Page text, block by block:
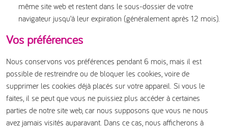
même site web et restent dans le sous-dossier de votre
navigateur jusqu’à leur expiration (généralement après 12 mois).
Vos préférences
Nous conservons vos préférences pendant 6 mois, mais il est
possible de restreindre ou de bloquer les cookies, voire de
supprimer les cookies déjà placés sur votre appareil. Si vous le
faites, il se peut que vous ne puissiez plus accéder à certaines
parties de notre site web, car nous supposons que vous ne nous
avez jamais visités auparavant. Dans ce cas, nous afficherons à